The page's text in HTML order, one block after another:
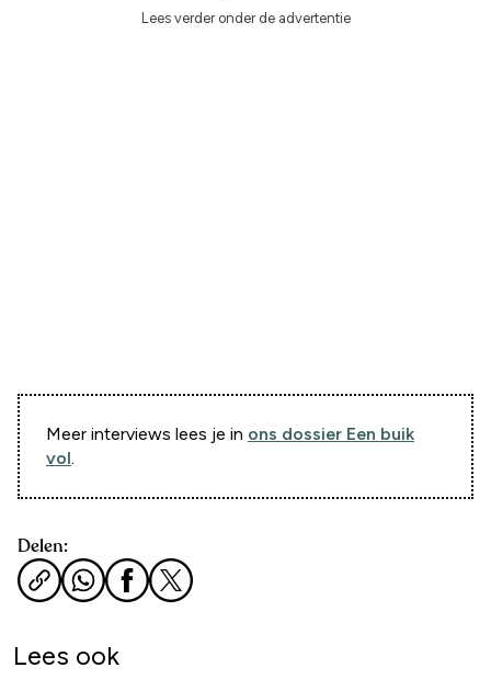
Lees verder onder de advertentie
Meer interviews lees je in ons dossier Een buik
vol
Delen:
Lees ook